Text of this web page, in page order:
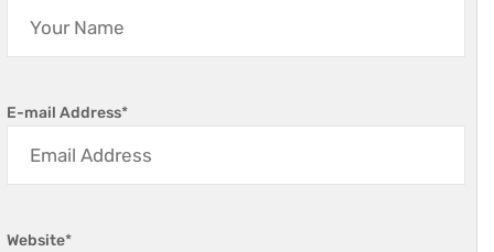
E-mail Address*
Website*